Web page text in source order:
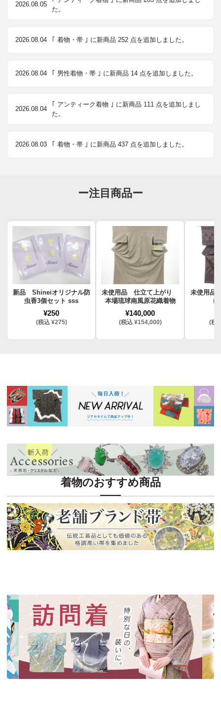
2026.08.05
た。
2026.08.04 ｢ 着物・帯 ｣ に新商品 252 点を追加しました。
2026.08.04 ｢ 男性着物・帯 ｣ に新商品 14 点を追加しました。
2026.08.04
｢ アンティーク着物 ｣ に新商品 111 点を追加しまし
た。
2026.08.03 ｢ 着物・帯 ｣ に新商品 437 点を追加しました。
ー注目商品ー
新品 Shineiオリジナル防
虫香3個セット sss
¥250
(税込 ¥275)
未使用品 仕立て上がり
本場琉球南風原花織着物
¥140,000
(税込 ¥154,000)
未使用品
(税
着物のおすすめ商品